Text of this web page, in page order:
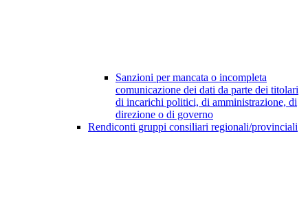
Sanzioni per mancata o incompleta
comunicazione dei dati da parte dei titolari
di incarichi politici, di amministrazione, di
direzione o di governo
Rendiconti gruppi consiliari regionali/provinciali